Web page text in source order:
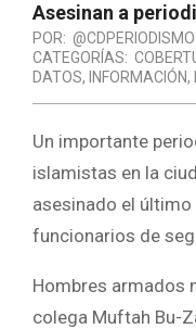
Asesinan a
POR: @CDPERIODISMO
CATEGORÍAS:
DATOS, INFORMACIÓN,
Un importante
islamistas en la
asesinado el
funcionarios de
Hombres armados
colega Muftah Bu-